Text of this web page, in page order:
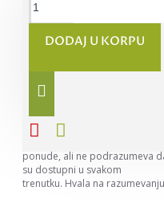
DODAJ U KORPU
Napomena:Nastojimo da
budemo što precizniji u opisu
garantujemo da su svi opisi
kompletni i bez greške. Svi artikli
ponude, ali ne podrazumeva
su dostupni u svakom
trenutku. Hvala na